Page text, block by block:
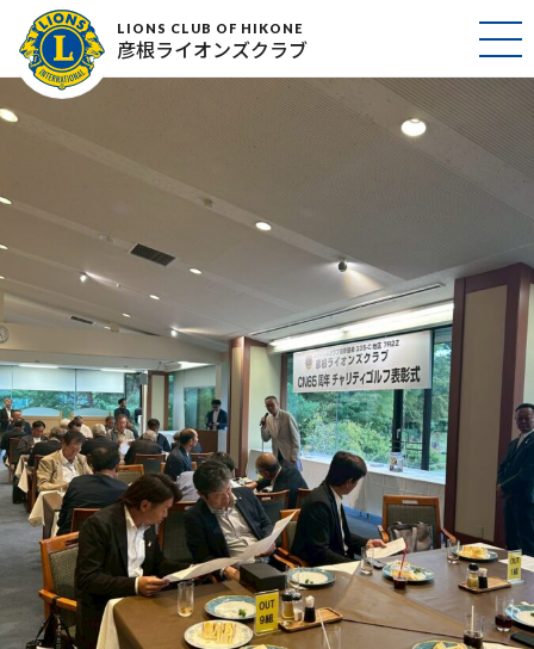
LIONS CLUB OF HIKONE
彦根ライオンズクラブ
LINE_ALBUM_CN65ゴルフ_251006_4
2025年10月17日